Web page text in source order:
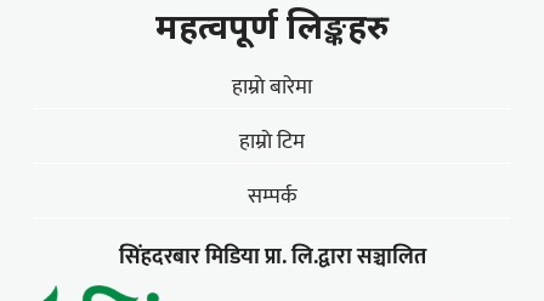
महत्वपूर्ण लिङ्कहरु
हाम्राे बारेमा
हाम्राे टिम
सम्पर्क
सिंहदरबार मिडिया प्रा. लि.द्वारा सञ्चालित